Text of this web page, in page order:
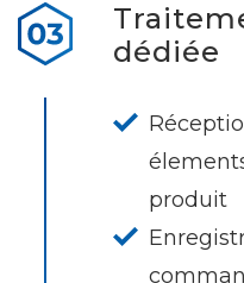
dédiée
produit